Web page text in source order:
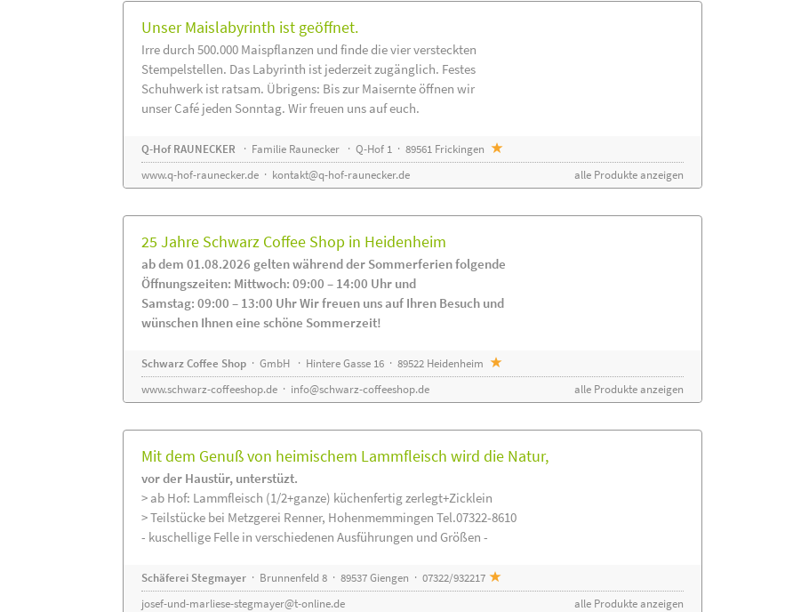
Unser Maislabyrinth ist geöffnet.
Irre durch 500.000 Maispflanzen und finde die vier versteckten
Stempelstellen. Das Labyrinth ist jederzeit zugänglich. Festes
Schuhwerk ist ratsam. Übrigens: Bis zur Maisernte öffnen wir
unser Café jeden Sonntag. Wir freuen uns auf euch.
Q-Hof RAUNECKER
· Familie Raunecker · Q-Hof 1 · 89561 Frickingen
www.q-hof-raunecker.de· kontakt@q-hof-raunecker.de alle Produkte anzeigen
25 Jahre Schwarz Coffee Shop in Heidenheim
ab dem 01.08.2026 gelten während der Sommerferien folgende
Öffnungszeiten: Mittwoch: 09:00 – 14:00 Uhr und
Samstag: 09:00 – 13:00 Uhr Wir freuen uns auf Ihren Besuch und
wünschen Ihnen eine schöne Sommerzeit!
Schwarz Coffee Shop· GmbH · Hintere Gasse 16 · 89522 Heidenheim
www.schwarz-coffeeshop.de· info@schwarz-coffeeshop.de alle Produkte anzeigen
Mit dem Genuß von heimischem Lammfleisch wird die Natur,
vor der Haustür, unterstüzt.
> ab Hof: Lammfleisch (1/2+ganze) küchenfertig zerlegt+Zicklein
> Teilstücke bei Metzgerei Renner, Hohenmemmingen Tel.07322-8610
- kuschellige Felle in verschiedenen Ausführungen und Größen -
Schäferei Stegmayer· Brunnenfeld 8 · 89537 Giengen · 07322/932217
josef-und-marliese-stegmayer@t-online.de
alle Produkte anzeigen